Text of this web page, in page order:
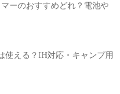
ーのおすすめどれ？電池や
使える？IH対応・キャンプ用